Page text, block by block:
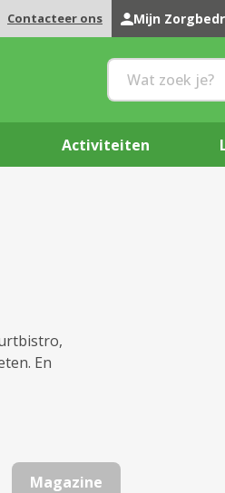
Contacteer ons Mijn
Activiteiten
En
Magazine